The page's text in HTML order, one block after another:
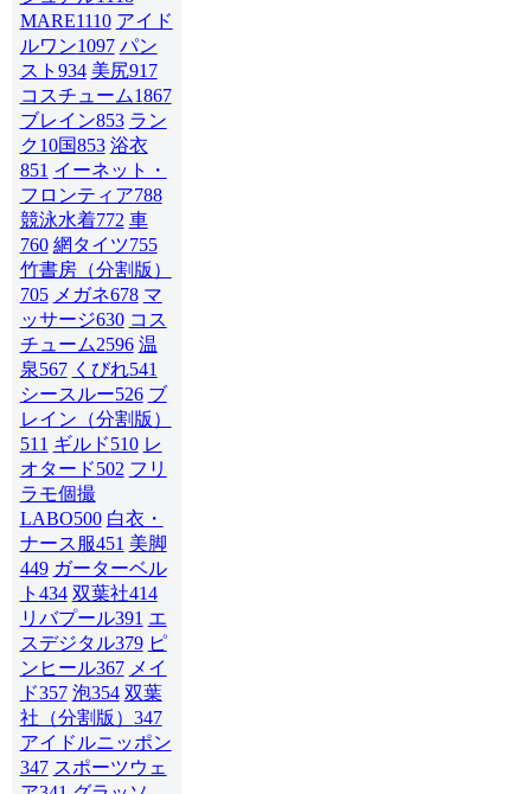
MARE1110 アイド
ルワン1097 パン
スト 934 美尻917
コスチューム1867
ブレイン853 ラン
ク10国853 浴衣
851 イーネット・
フロンティア788
競泳水着772 車
760 網タイツ755
竹書房（分割版）
705 メガネ678 マ
ッサージ630 コス
チューム2596 温
泉567 くびれ541
シースルー526 ブ
レイン（分割版）
511 ギルド510 レ
オタード502 フリ
ラモ個撮
LABO500 白衣・
ナース服451 美脚
449 ガーターベル
ト 434 双葉社414
リバプール391 エ
スデジタル379 ピ
ンヒール367 メイ
ド357 泡354 双葉
社（分割版） 347
アイドルニッポン
347 スポーツウェ